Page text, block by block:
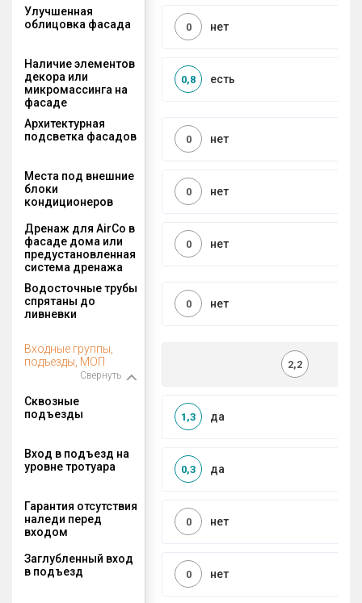
Улучшенная
облицовка фасада
нет
0
Наличие элементов
декора или
микромассинга на
фасаде
есть
0,8
Архитектурная
подсветка фасадов
нет
0
Места под внешние
блоки
кондиционеров
нет
0
Дренаж для AirCo в
фасаде дома или
предустановленная
система дренажа
нет
0
Водосточные трубы
спрятаны до
ливневки
нет
0
Входные группы,
подъезды, МОП
Свернуть
2,2
Сквозные
подъезды
да
1,3
Вход в подъезд на
уровне тротуара
да
0,3
Гарантия отсутствия
наледи перед
входом
нет
0
Заглубленный вход
в подъезд
нет
0